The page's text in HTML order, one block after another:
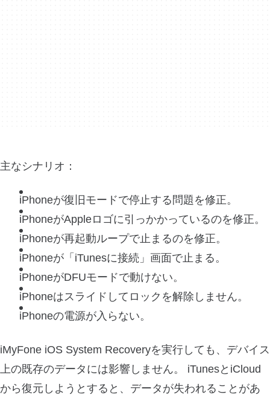
主なシナリオ：
iPhoneが復旧モードで停止する問題を修正。
iPhoneがAppleロゴに引っかかっているのを修正。
iPhoneが再起動ループで止まるのを修正。
iPhoneが「iTunesに接続」画面で止まる。
iPhoneがDFUモードで動けない。
iPhoneはスライドしてロックを解除しません。
iPhoneの電源が入らない。
iMyFone iOS System Recoveryを実行しても、デバイス
上の既存のデータには影響しません。 iTunesとiCloud
から復元しようとすると、データが失われることがあ